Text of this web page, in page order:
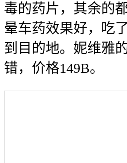
毒的药片，其余的
晕车药效果好，吃
到目的地。妮维雅
错，价格149B。